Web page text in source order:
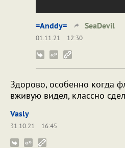
=Anddy= SeaDevil
01.11.21
12:30
Здорово, особенно когда
вживую видел, классно
Vasly
31.10.21
16:45